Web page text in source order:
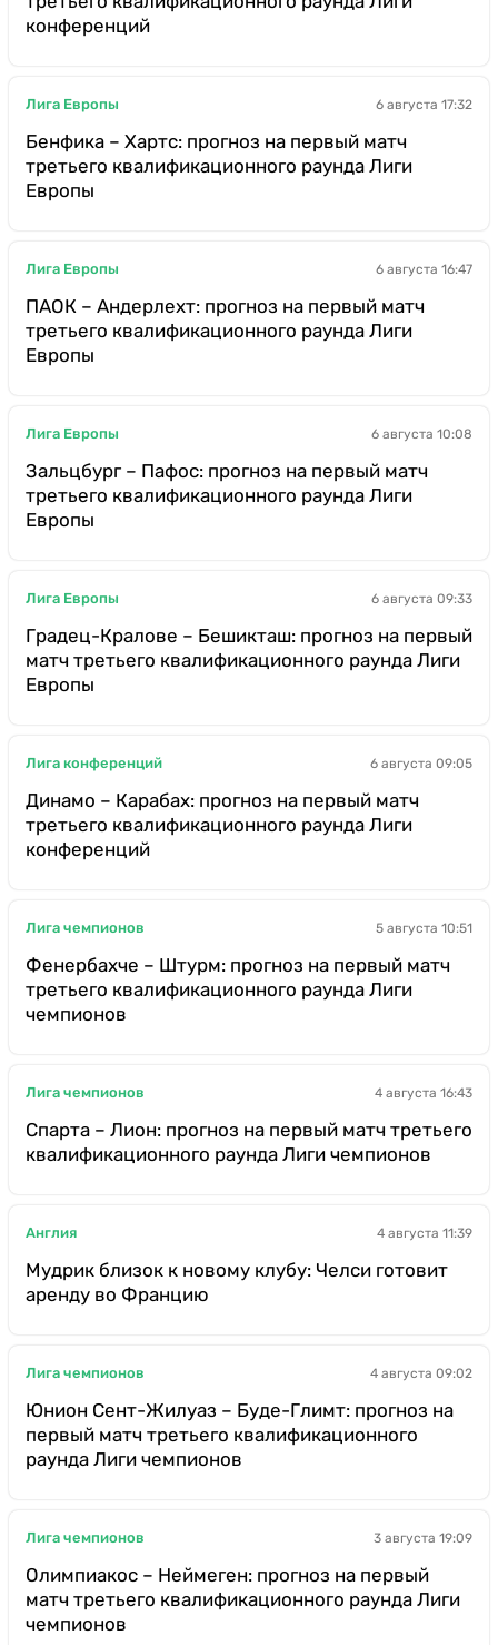
конференций
Лига Европы 6 августа 17:32
Бенфика – Хартс: прогноз на первый матч
третьего квалификационного раунда Лиги
Европы
Лига Европы 6 августа 16:47
ПАОК – Андерлехт: прогноз на первый матч
третьего квалификационного раунда Лиги
Европы
Лига Европы 6 августа 10:08
Зальцбург – Пафос: прогноз на первый матч
третьего квалификационного раунда Лиги
Европы
Лига Европы 6 августа 09:33
Градец-Кралове – Бешикташ: прогноз на первый
матч третьего квалификационного раунда Лиги
Европы
Лига конференций 6 августа 09:05
Динамо – Карабах: прогноз на первый матч
третьего квалификационного раунда Лиги
конференций
Лига чемпионов 5 августа 10:51
Фенербахче – Штурм: прогноз на первый матч
третьего квалификационного раунда Лиги
чемпионов
Лига чемпионов 4 августа 16:43
Спарта – Лион: прогноз на первый матч третьего
квалификационного раунда Лиги чемпионов
Англия 4 августа 11:39
Мудрик близок к новому клубу: Челси готовит
аренду во Францию
Лига чемпионов 4 августа 09:02
Юнион Сент-Жилуаз – Буде-Глимт: прогноз на
первый матч третьего квалификационного
раунда Лиги чемпионов
Лига чемпионов 3 августа 19:09
Олимпиакос – Неймеген: прогноз на первый
матч третьего квалификационного раунда Лиги
чемпионов